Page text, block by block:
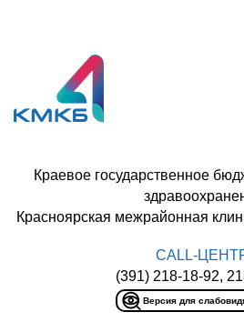
CALL-
(391) 218-18-92,
Версия для
Краевое государственное
Красноярская межрайонная